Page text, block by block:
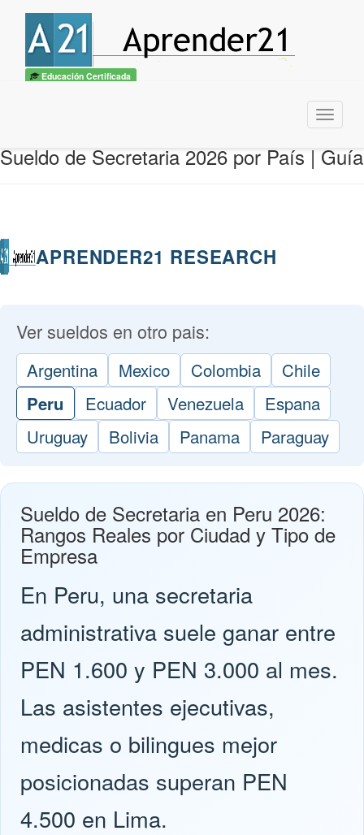
Educación Certificada
Menu
Sueldo de Secretaria 2026 por País | Guía
APRENDER21 RESEARCH
Ver sueldos en otro pais:
Argentina Mexico Colombia Chile
Peru Ecuador Venezuela
Espana
Uruguay
Bolivia Panama Paraguay
Sueldo de Secretaria en Peru 2026:
Rangos Reales por Ciudad y Tipo de
Empresa
En Peru, una secretaria
administrativa suele ganar entre
PEN 1.600 y PEN 3.000 al mes.
Las asistentes ejecutivas,
medicas o bilingues mejor
posicionadas superan PEN
4.500 en Lima.